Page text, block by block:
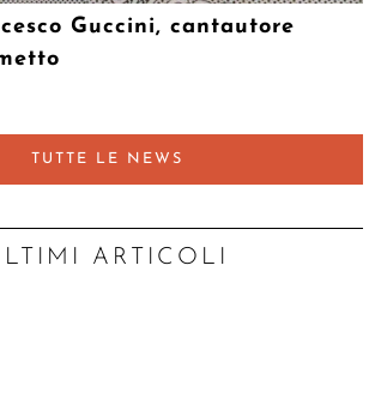
Guccini, cantautore
TUTTE LE NEWS
ULTIMI ARTICOLI